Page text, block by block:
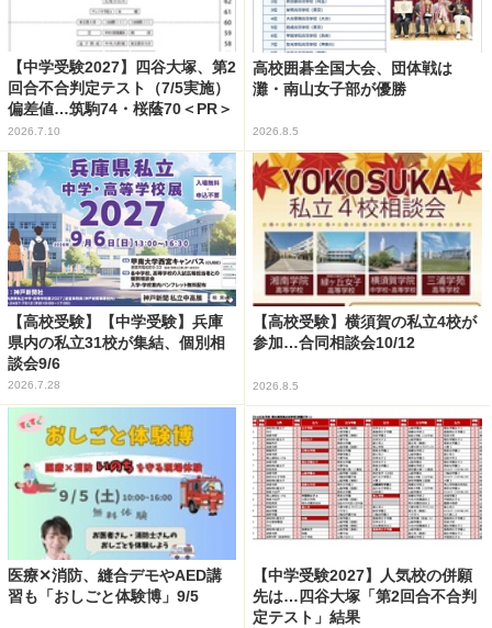
【中学受験2027】四谷大塚、第2
回合不合判定テスト（7/5実施）
偏差値…筑駒74・桜蔭70＜PR＞
2026.7.10
高校囲碁全国大会、団体戦は
灘・南山女子部が優勝
2026.8.5
【高校受験】【中学受験】兵庫
県内の私立31校が集結、個別相
談会9/6
2026.7.28
【高校受験】横須賀の私立4校が
参加…合同相談会10/12
2026.8.5
医療✕消防、縫合デモやAED講
習も「おしごと体験博」9/5
【中学受験2027】人気校の併願
先は…四谷大塚「第2回合不合判
定テスト」結果